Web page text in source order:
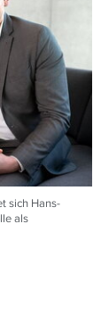
sich Hans-
als